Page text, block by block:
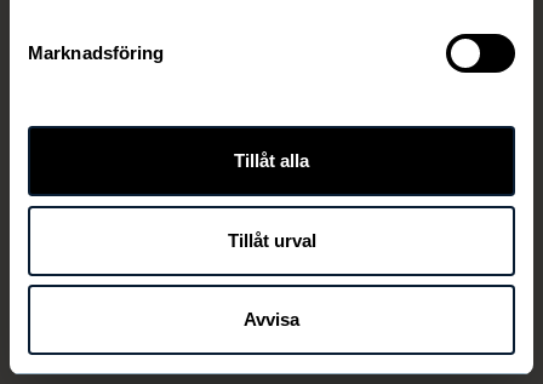
Marknadsföring
Tillåt alla
Tillåt urval
Avvisa
Den här länken är ej aktiv längre
TILLBAKA